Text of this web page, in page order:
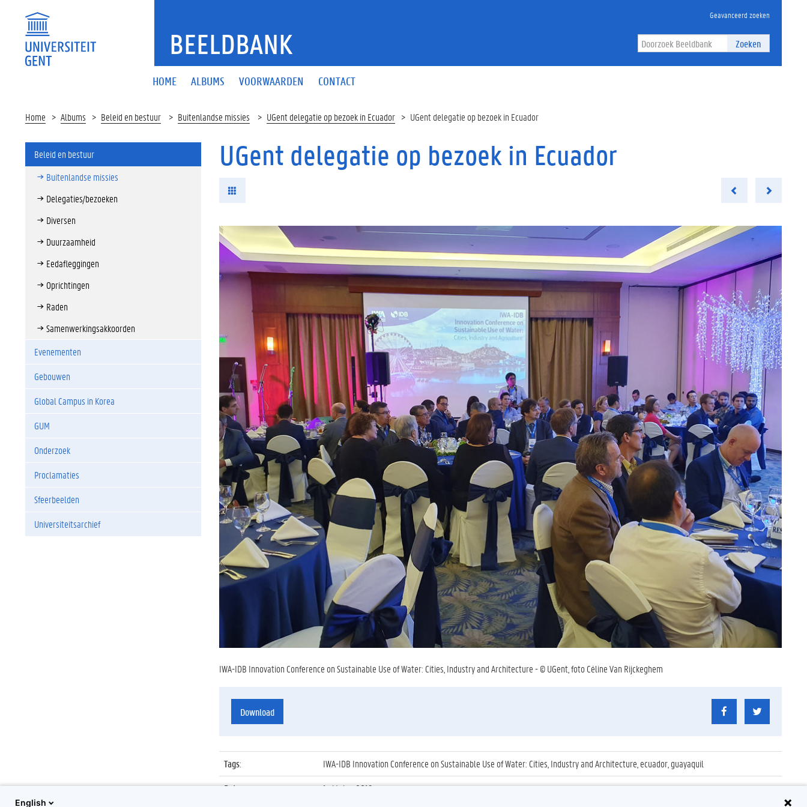
BEELDBANK
Geavanceerd zoeken
Zoeken
HOME ALBUMS VOORWAARDEN CONTACT
Home Albums Beleid en bestuur Buitenlandse missies UGent delegatie op bezoek in Ecuador UGent delegatie op bezoek in Ecuador
Beleid en bestuur
Buitenlandse missies
Delegaties/bezoeken
Diversen
Duurzaamheid
Eedafleggingen
Oprichtingen
Raden
Samenwerkingsakkoorden
Evenementen
Gebouwen
Global Campus in Korea
GUM
Onderzoek
Proclamaties
Sfeerbeelden
Universiteitsarchief
UGent delegatie op bezoek in Ecuador
IWA-IDB Innovation Conference on Sustainable Use of Water: Cities, Industry and Architecture - © UGent, foto Céline Van Rijckeghem
Download
Tags:
IWA-IDB Innovation Conference on Sustainable Use of Water: Cities, Industry and Architecture, ecuador, guayaquil
Datum:
1 oktober 2019
English